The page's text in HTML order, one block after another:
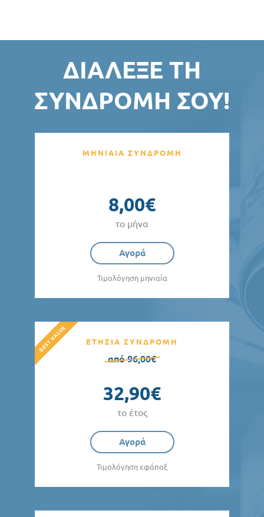
ΔΙΆΛΕΞΕ ΤΗ
ΣΥΝΔΡΟΜΉ ΣΟΥ!
ΜΗΝΙΑΙΑ ΣΥΝΔΡΟΜΗ
8,00€
το μήνα
Αγορά
Τιμολόγηση μηνιαία
ΕΤΗΣΙΑ ΣΥΝΔΡΟΜΗ
από 96,00€
32,90€
το έτος
Αγορά
Τιμολόγηση εφάπαξ